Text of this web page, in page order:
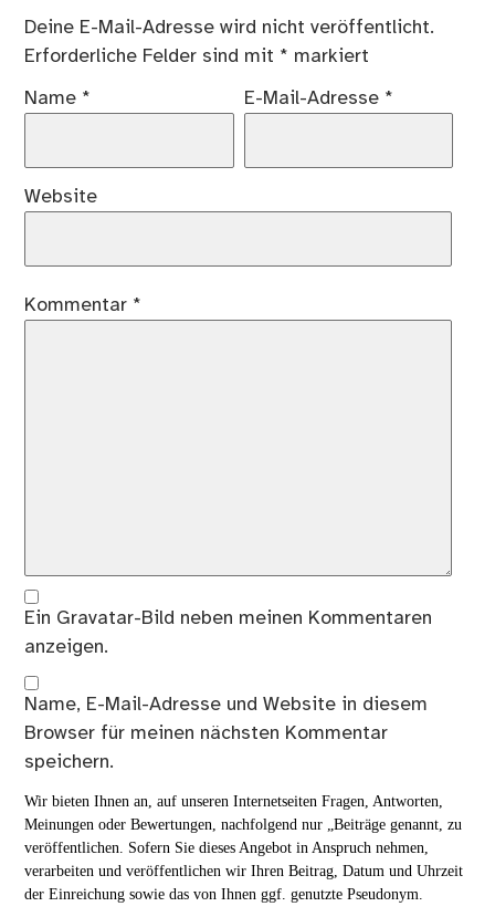
Deine E-Mail-Adresse wird nicht veröffentlicht.
Erforderliche Felder sind mit * markiert
Name * E-Mail-Adresse *
Website
Kommentar *
Ein Gravatar-Bild neben meinen Kommentaren
anzeigen.
Name, E-Mail-Adresse und Website in diesem
Browser für meinen nächsten Kommentar
speichern.
Wir bieten Ihnen an, auf unseren Internetseiten Fragen, Antworten,
Meinungen oder Bewertungen, nachfolgend nur „Beiträge genannt, zu
veröffentlichen. Sofern Sie dieses Angebot in Anspruch nehmen,
verarbeiten und veröffentlichen wir Ihren Beitrag, Datum und Uhrzeit
der Einreichung sowie das von Ihnen ggf. genutzte Pseudonym.